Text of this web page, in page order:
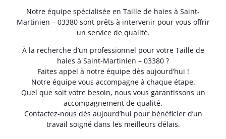
Notre équipe spécialisée en Taille de haies à Saint-
Martinien – 03380 sont prêts à intervenir pour vous offrir
un service de qualité.
À la recherche d’un professionnel pour votre Taille de
haies à Saint-Martinien – 03380 ?
Faites appel à notre équipe dès aujourd’hui !
Notre équipe vous accompagne à chaque étape.
Quel que soit votre besoin, nous vous garantissons un
accompagnement de qualité.
Contactez-nous dès aujourd’hui pour bénéficier d’un
travail soigné dans les meilleurs délais.